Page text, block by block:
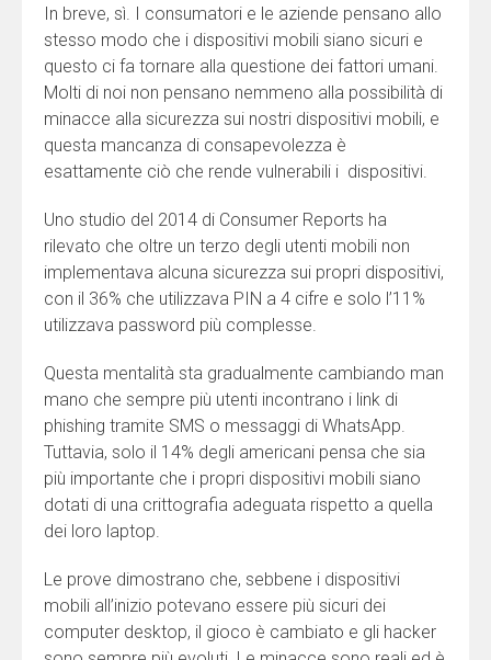
In breve, sì. I consumatori e le aziende pensano allo
stesso modo che i dispositivi mobili siano sicuri e
questo ci fa tornare alla questione dei fattori umani.
Molti di noi non pensano nemmeno alla possibilità di
minacce alla sicurezza sui nostri dispositivi mobili, e
questa mancanza di consapevolezza è
esattamente ciò che rende vulnerabili i dispositivi.
Uno studio del 2014 di Consumer Reports ha
rilevato che oltre un terzo degli utenti mobili non
implementava alcuna sicurezza sui propri dispositivi,
con il 36% che utilizzava PIN a 4 cifre e solo l’11%
utilizzava password più complesse.
Questa mentalità sta gradualmente cambiando man
mano che sempre più utenti incontrano i link di
phishing tramite SMS o messaggi di WhatsApp.
Tuttavia, solo il 14% degli americani pensa che sia
più importante che i propri dispositivi mobili siano
dotati di una crittografia adeguata rispetto a quella
dei loro laptop.
Le prove dimostrano che, sebbene i dispositivi
mobili all’inizio potevano essere più sicuri dei
computer desktop, il gioco è cambiato e gli hacker